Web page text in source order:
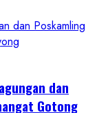
dan Poskamling
dan
Gotong